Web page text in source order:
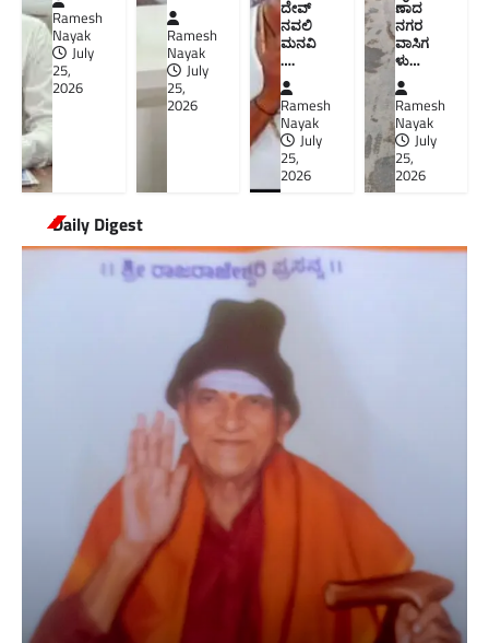
Ramesh
Nayak
July
25,
2026
Ramesh
Nayak
July
25,
2026
ದೇವ್
ನವಲಿ
ಮನವಿ​
….
Ramesh
Nayak
July
25,
2026
ಣಾದ
ನಗರ
ವಾಸಿಗ
ಳು​…
Ramesh
Nayak
July
25,
2026
Daily Digest